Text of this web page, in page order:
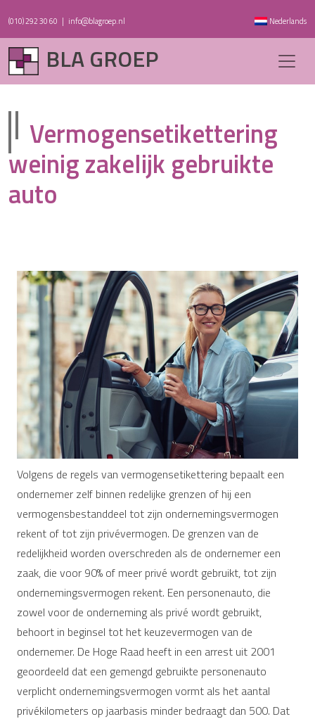
(010) 292 30 60 | info@blagroep.nl Nederlands
BLA GROEP
Vermogensetikettering
weinig zakelijk gebruikte
auto
Volgens de regels van vermogensetikettering bepaalt een
ondernemer zelf binnen redelijke grenzen of hij een
vermogensbestanddeel tot zijn ondernemingsvermogen
rekent of tot zijn privévermogen. De grenzen van de
redelijkheid worden overschreden als de ondernemer een
zaak, die voor 90% of meer privé wordt gebruikt, tot zijn
ondernemingsvermogen rekent. Een personenauto, die
zowel voor de onderneming als privé wordt gebruikt,
behoort in beginsel tot het keuzevermogen van de
ondernemer. De Hoge Raad heeft in een arrest uit 2001
geoordeeld dat een gemengd gebruikte personenauto
verplicht ondernemingsvermogen vormt als het aantal
privékilometers op jaarbasis minder bedraagt dan 500. Dat